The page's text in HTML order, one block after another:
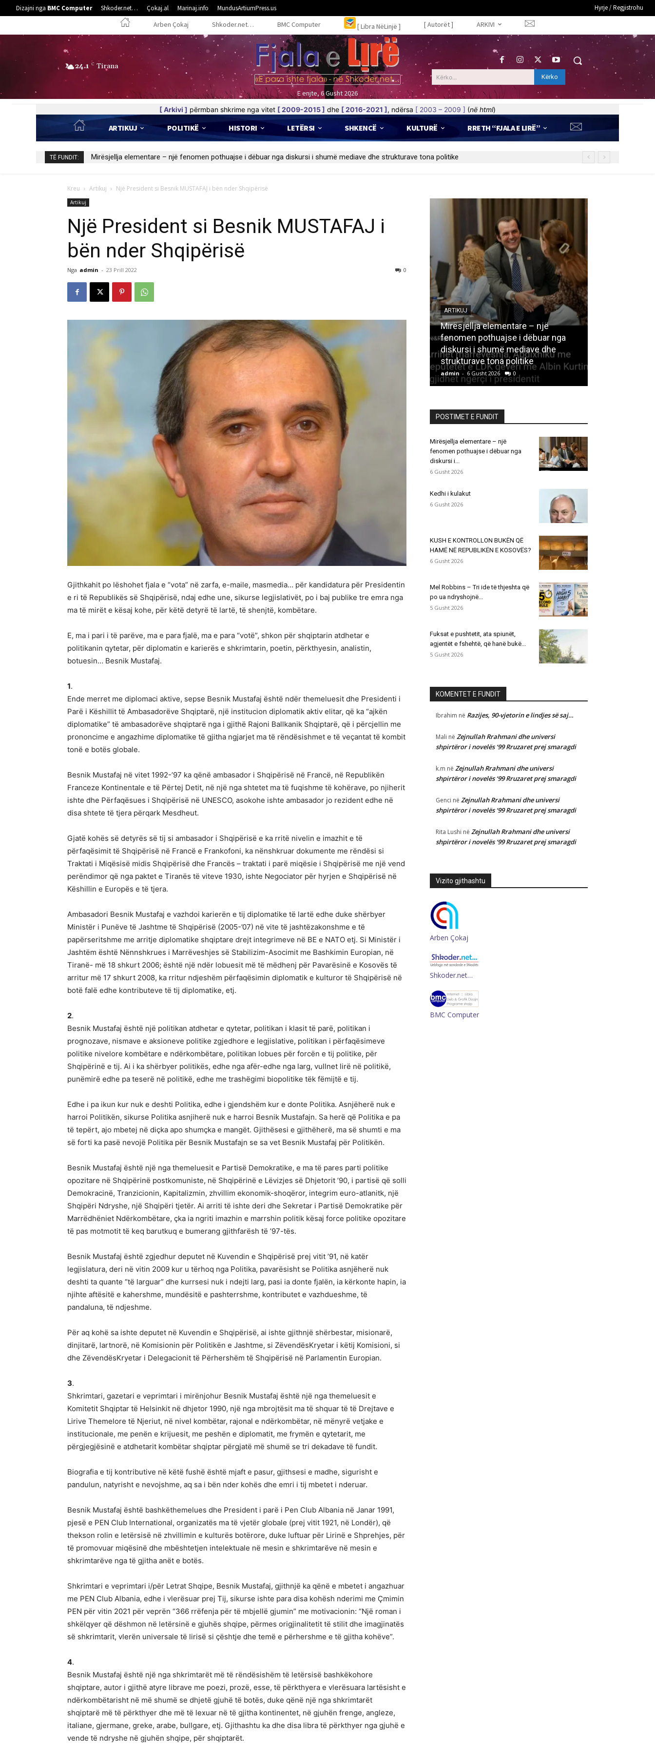
Dizajni nga BMC Computer Shkoder.net… Çokaj.al Marinaj.info MundusArtiumPress.us Hyrje / Regjistrohu
Arben Çokaj Shkoder.net… BMC Computer [ Libra NëLinjë ] [ Autorët ] ARKIVI
24.1 C Tirana
E enjte, 6 Gusht 2026
Kërko... Kërko
[ Arkivi ] përmban shkrime nga vitet [ 2009-2015 ] dhe [ 2016-2021 ], ndërsa [ 2003 – 2009 ] (në html)
ARTIKUJ POLITIKË HISTORI LETËRSI SHKENCË KULTURË RRETH “FJALA E LIRË”
TË FUNDIT: Kedhi i kulakut
Kreu Artikuj Një President si Besnik MUSTAFAJ i bën nder Shqipërisë
Artikuj
Një President si Besnik MUSTAFAJ i
bën nder Shqipërisë
Nga admin - 23 Prill 2022 0
Gjithkahit po lëshohet fjala e “vota” në zarfa, e-maile, masmedia… për kandidatura për Presidentin
e ri të Republikës së Shqipërisë, ndaj edhe une, sikurse legjislativët, po i baj publike tre emra nga
ma të mirët e kësaj kohe, për këtë detyrë të lartë, të shenjtë, kombëtare.
E, ma i pari i të parëve, ma e para fjalë, ma e para “votë”, shkon për shqiptarin atdhetar e
politikanin qytetar, për diplomatin e karierës e shkrimtarin, poetin, përkthyesin, analistin,
botuesin… Besnik Mustafaj.
1.
Ende merret me diplomaci aktive, sepse Besnik Mustafaj është ndër themeluesit dhe Presidenti i
Parë i Këshillit të Ambasadorëve Shqiptarë, një institucion diplomatik aktiv elitar, që ka “ajkën
diplomatike” të ambasadorëve shqiptarë nga i gjithë Rajoni Ballkanik Shqiptarë, që i përcjellin me
prononcime e angazhime diplomatike të gjitha ngjarjet ma të rëndësishmet e të veçantat të kombit
tonë e botës globale.
Besnik Mustafaj në vitet 1992-’97 ka qënë ambasador i Shqipërisë në Francë, në Republikën
Franceze Kontinentale e të Përtej Detit, në një nga shtetet ma të fuqishme të kohërave, po njiherit
ishte dhe Përfaqësues i Shqipërisë në UNESCO, asokohe ishte ambasador jo rezident edhe në
disa shtete të tjera përqark Mesdheut.
Gjatë kohës së detyrës së tij si ambasador i Shqipërisë e ka rritë nivelin e imazhit e të
përfaqësimit të Shqipërisë në Francë e Frankofoni, ka nënshkruar dokumente me rëndësi si
Traktati i Miqësisë midis Shqipërisë dhe Francës – traktati i parë miqësie i Shqipërisë me një vend
perëndimor që nga paktet e Tiranës të viteve 1930, ishte Negociator për hyrjen e Shqipërisë në
Këshillin e Europës e të tjera.
Ambasadori Besnik Mustafaj e vazhdoi karierën e tij diplomatike të lartë edhe duke shërbyer
Ministër i Punëve të Jashtme të Shqipërisë (2005-’07) në vite të jashtëzakonshme e të
papërseritshme me arritje diplomatike shqiptare drejt integrimeve në BE e NATO etj. Si Ministër i
Jashtëm është Nënnshkrues i Marrëveshjes së Stabilizim-Asocimit me Bashkimin Europian, në
Tiranë- më 18 shkurt 2006; është një ndër lobuesit më të mëdhenj për Pavarësinë e Kosovës të
arritur më 17 shkurt 2008, ka rritur ndjeshëm përfaqësimin diplomatik e kulturor të Shqipërisë në
botë falë edhe kontributeve të tij diplomatike, etj.
2.
Besnik Mustafaj është një politikan atdhetar e qytetar, politikan i klasit të parë, politikan i
prognozave, nismave e aksioneve politike zgjedhore e legjislative, politikan i përfaqësimeve
politike nivelore kombëtare e ndërkombëtare, politikan lobues për forcën e tij politike, për
Shqipërinë e tij. Ai i ka shërbyer politikës, edhe nga afër-edhe nga larg, vullnet lirë në politikë,
punëmirë edhe pa teserë në politikë, edhe me trashëgimi biopolitike tëk fëmijtë e tij.
Edhe i pa ikun kur nuk e deshti Politika, edhe i gjendshëm kur e donte Politika. Asnjëherë nuk e
harroi Politikën, sikurse Politika asnjiherë nuk e harroi Besnik Mustafajn. Sa herë që Politika e pa
të tepërt, ajo mbetej në diçka apo shumçka e mangët. Gjithësesi e gjithëherë, ma së shumti e ma
së forti ka pasë nevojë Politika për Besnik Mustafajn se sa vet Besnik Mustafaj për Politikën.
Besnik Mustafaj është një nga themeluesit e Partisë Demokratike, e ma të pares parti politike
opozitare në Shqipërinë postkomuniste, në Shqipërinë e Lëvizjes së Dhjetorit ’90, i partisë që solli
Demokracinë, Tranzicionin, Kapitalizmin, zhvillim ekonomik-shoqëror, integrim euro-atlanitk, një
Shqipëri Ndryshe, një Shqipëri tjetër. Ai arriti të ishte deri dhe Sekretar i Partisë Demokratike për
Marrëdhëniet Ndërkombëtare, çka ia ngriti imazhin e marrshin politik kësaj force politike opozitare
të pas motmotit të keq barutkuq e bumerang gjithfarësh të ’97-tës.
Besnik Mustafaj është zgjedhur deputet në Kuvendin e Shqipërisë prej vitit ’91, në katër
legjislatura, deri në vitin 2009 kur u tërhoq nga Politika, pavarësisht se Politika asnjëherë nuk
deshti ta quante “të larguar” dhe kurrsesi nuk i ndejti larg, pasi ia donte fjalën, ia kërkonte hapin, ia
njihte aftësitë e kahershme, mundësitë e pashterrshme, kontributet e vazhdueshme, të
pandaluna, të ndjeshme.
Për aq kohë sa ishte deputet në Kuvendin e Shqipërisë, ai ishte gjithnjë shërbestar, misionarë,
dinjitarë, lartnorë, në Komisionin për Politikën e Jashtme, si ZëvendësKryetar i këtij Komisioni, si
dhe ZëvendësKryetar i Delegacionit të Përhershëm të Shqipërisë në Parlamentin Europian.
3.
Shkrimtari, gazetari e veprimtari i mirënjohur Besnik Mustafaj është një nga themeluesit e
Komitetit Shqiptar të Helsinkit në dhjetor 1990, një nga mbrojtësit ma të shquar të të Drejtave e
Lirive Themelore të Njeriut, në nivel kombëtar, rajonal e ndërkombëtar, në mënyrë vetjake e
institucionale, me penën e krijuesit, me peshën e diplomatit, me frymën e qytetarit, me
përgjegjësinë e atdhetarit kombëtar shqiptar përgjatë më shumë se tri dekadave të fundit.
Biografia e tij kontributive në këtë fushë është mjaft e pasur, gjithsesi e madhe, sigurisht e
pandulun, natyrisht e nevojshme, aq sa i bën nder kohës dhe emri i tij mbetet i nderuar.
Besnik Mustafaj është bashkëthemelues dhe President i parë i Pen Club Albania në Janar 1991,
pjesë e PEN Club International, organizatës ma të vjetër globale (prej vitit 1921, në Londër), që
thekson rolin e letërsisë në zhvillimin e kulturës botërore, duke luftuar për Lirinë e Shprehjes, për
të promovuar miqësinë dhe mbështetjen intelektuale në mesin e shkrimtarëve në mesin e
shkrimtarëve nga të gjitha anët e botës.
Shkrimtari e veprimtari i/për Letrat Shqipe, Besnik Mustafaj, gjithnjë ka qënë e mbetet i angazhuar
me PEN Club Albania, edhe i vlerësuar prej Tij, sikurse ishte para disa kohësh nderimi me Çmimin
PEN për vitin 2021 për veprën “366 rrëfenja për të mbjellë gjumin” me motivacionin: “Një roman i
shkëlqyer që dëshmon në letërsinë e gjuhës shqipe, përmes origjinalitetit të stilit dhe imagjinatës
së shkrimtarit, vlerën universale të lirisë si çështje dhe temë e përhershme e të gjitha kohëve”.
4.
Besnik Mustafaj është një nga shkrimtarët më të rëndësishëm të letërsisë bashkëkohore
shqiptare, autor i gjithë atyre librave me poezi, prozë, esse, të përkthyera e vlerësuara lartësisht e
ndërkombëtarisht në më shumë se dhjetë gjuhë të botës, duke qënë një nga shkrimtarët
shqiptarë më të përkthyer dhe më të lexuar në të gjitha kontinentet, në gjuhën frenge, angleze,
italiane, gjermane, greke, arabe, bullgare, etj. Gjithashtu ka dhe disa libra të përkthyer nga gjuhë e
vende të ndryshe në gjuhën shqipe, për shqiptarët.
ARTIKUJ
Mirësjellja elementare – një
fenomen pothuajse i dëbuar nga
diskursi i shumë mediave dhe
strukturave tona politike
admin - 6 Gusht 2026 0
POSTIMET E FUNDIT
Mirësjellja elementare – një
fenomen pothuajse i dëbuar nga
diskursi i...
6 Gusht 2026
Kedhi i kulakut
6 Gusht 2026
KUSH E KONTROLLON BUKËN QË
HAMË NË REPUBLIKËN E KOSOVËS?
6 Gusht 2026
Mel Robbins – Tri ide të thjeshta që
po ua ndryshojnë...
5 Gusht 2026
Fuksat e pushtetit, ata spiunët,
agjentët e fshehtë, që hanë bukë...
5 Gusht 2026
KOMENTET E FUNDIT
Ibrahim në Razijes, 90-vjetorin e lindjes së saj…
Mali në Zejnullah Rrahmani dhe universi
shpirtëror i novelës ‘99 Rruzaret prej smaragdi
k.m në Zejnullah Rrahmani dhe universi
shpirtëror i novelës ‘99 Rruzaret prej smaragdi
Genci në Zejnullah Rrahmani dhe universi
shpirtëror i novelës ‘99 Rruzaret prej smaragdi
Rita Lushi në Zejnullah Rrahmani dhe universi
shpirtëror i novelës ‘99 Rruzaret prej smaragdi
Vizito gjithashtu
Arben Çokaj
Shkoder.net…
BMC Computer